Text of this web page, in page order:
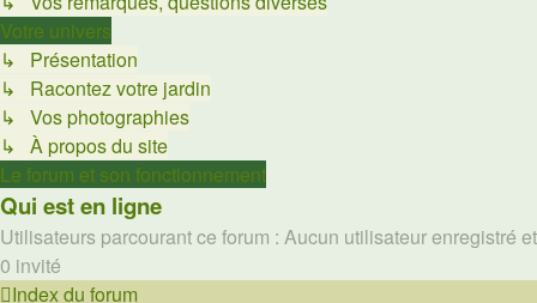
Votre univers
↳ Présentation
↳ Racontez votre jardin
↳ Vos photographies
↳ À propos du site
Le forum et son fonctionnement
Qui est en ligne
Utilisateurs parcourant ce forum : Aucun utilisateur enregistré et
0 invité
Index du forum